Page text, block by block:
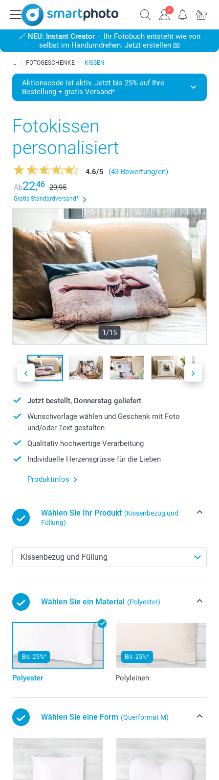
🪄 NEU: Instant Creator – Ihr Fotobuch entsteht wie von
selbst im Handumdrehen. Jetzt erstellen 📖
FOTOGESCHENKE KISSEN
Aktionscode ist aktiv. Jetzt bis 25% auf Ihre
Bestellung + gratis Versand*
Fotokissen
personalisiert
4.6/5
(43 Bewertung/en)
Ab22,46 29,95
Gratis Standardversand*
1/15
Jetzt bestellt, Donnerstag geliefert
Wunschvorlage wählen und Geschenk mit Foto
und/oder Text gestalten
Qualitativ hochwertige Verarbeitung
Individuelle Herzensgrüsse für die Lieben
Produktinfos
Wählen Sie Ihr Produkt (Kissenbezug und
Füllung)
Wählen Sie ein Material (Polyester)
Bis -25%*
Polyester
Bis -25%*
Polyleinen
Wählen Sie eine Form (Querformat M)